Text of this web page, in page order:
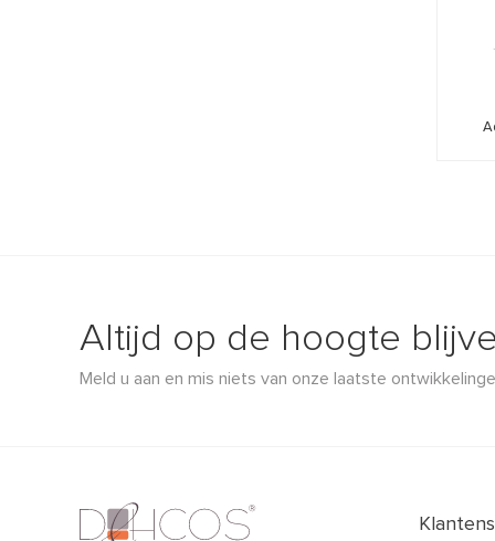
Altijd op de hoogte
Meld u aan en mis niets van onze laatste